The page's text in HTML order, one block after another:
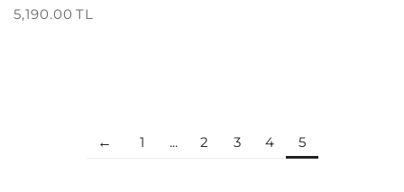
5,190.00 TL
1 ... 2 3 4 5